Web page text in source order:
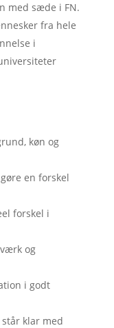
med sæde i FN.
fra hele
i
køn og
en forskel
forskel i
og
i godt
klar med